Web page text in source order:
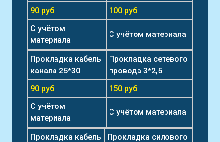
90 руб.
100 руб.
С учётом
материала
С учётом материала
Прокладка кабель
канала 25*30
Прокладка сетевого
провода 3*2,5
90 руб.
150 руб.
С учётом
материала
С учётом материала
Прокладка кабель
Прокладка силового